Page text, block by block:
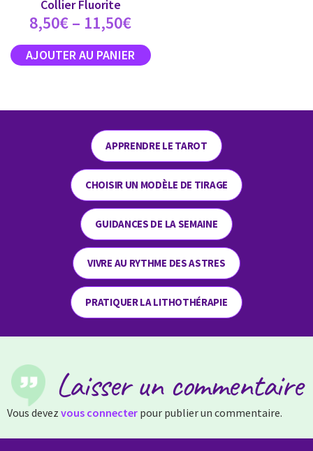
Collier Fluorite
8,50€– 11,50€
APPRENDRE LE TAROT
CHOISIR UN MODÈLE DE TIRAGE
GUIDANCES DE LA SEMAINE
VIVRE AU RYTHME DES ASTRES
PRATIQUER LA LITHOTHÉRAPIE
Laisser un commentaire
Vous devez vous connecter pour publier un commentaire.